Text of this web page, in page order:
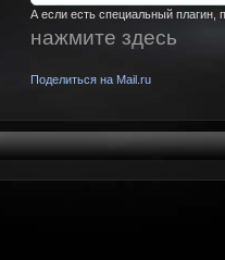
А если есть специальный плагин,
нажмите здесь
Поделиться на Mail.ru